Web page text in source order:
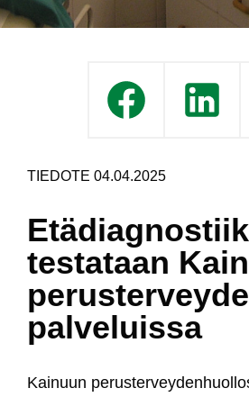
TIEDOTE 04.04.2025
testataan
palveluissa
Kai­nuun